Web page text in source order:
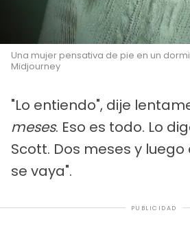
Una mujer pensativa de pie en un
Midjourney
"Lo entiendo", dije
meses. Eso es todo. Lo
Scott. Dos meses y
se vaya".
PUBLICIDAD